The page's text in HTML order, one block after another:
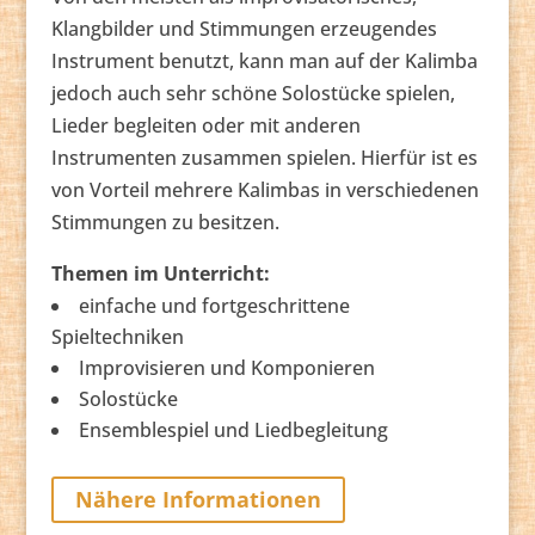
Klangbilder und Stimmungen erzeugendes
Instrument benutzt, kann man auf der Kalimba
jedoch auch sehr schöne Solostücke spielen,
Lieder begleiten oder mit anderen
Instrumenten zusammen spielen. Hierfür ist es
von Vorteil mehrere Kalimbas in verschiedenen
Stimmungen zu besitzen.
Themen im Unterricht:
einfache und fortgeschrittene
Spieltechniken
Improvisieren und Komponieren
Solostücke
Ensemblespiel und Liedbegleitung
Nähere Informationen